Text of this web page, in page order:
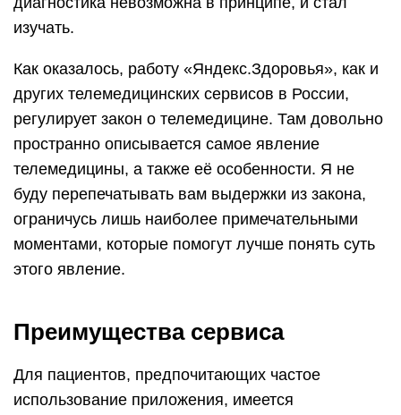
изучать.
Как оказалось, работу «Яндекс.Здоровья», как и
других телемедицинских сервисов в России,
регулирует закон о телемедицине. Там довольно
пространно описывается самое явление
телемедицины, а также её особенности. Я не
буду перепечатывать вам выдержки из закона,
ограничусь лишь наиболее примечательными
моментами, которые помогут лучше понять суть
этого явление.
Преимущества сервиса
Для пациентов, предпочитающих частое
использование приложения, имеется